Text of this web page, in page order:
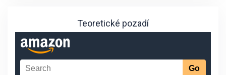
Teoretické pozadí